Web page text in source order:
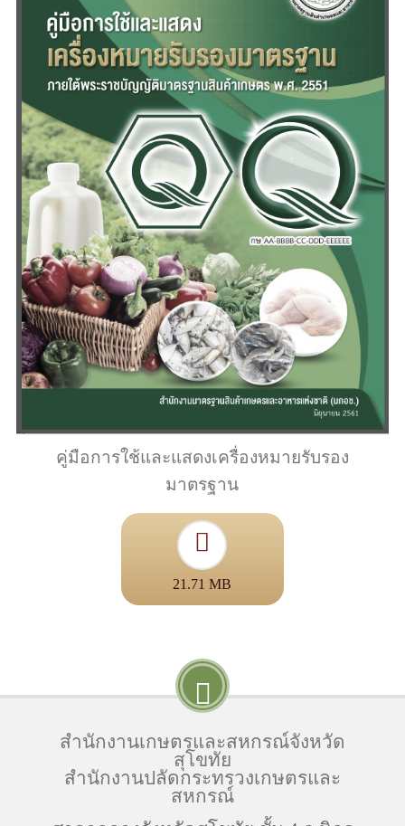
คู่มือการใช้และแสดงเครื่องหมายรับรอง
มาตรฐาน
21.71 MB
สำนักงานเกษตรและสหกรณ์จังหวัด
สุโขทัย
สำนักงานปลัดกระทรวงเกษตรและ
สหกรณ์